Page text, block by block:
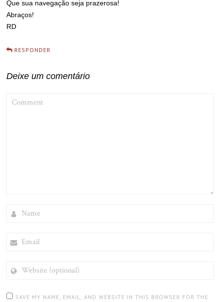
Que sua navegação seja prazerosa!
Abraços!
RD
RESPONDER
Deixe um comentário
(OPTIONAL)
SAVE MY NAME, EMAIL, AND WEBSITE IN THIS BROWSER FOR THE